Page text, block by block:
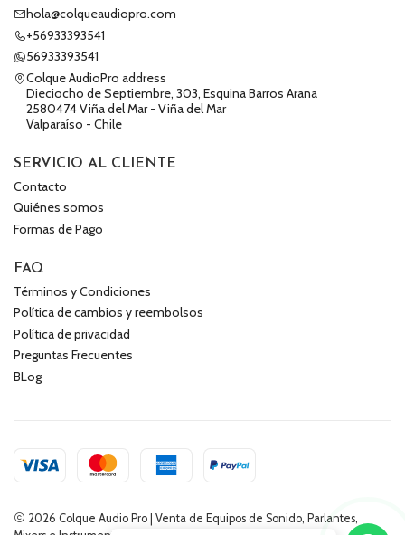
hola@colqueaudiopro.com
+56933393541
56933393541
Colque AudioPro address
Dieciocho de Septiembre, 303, Esquina Barros Arana
2580474 Viña del Mar - Viña del Mar
Valparaíso - Chile
SERVICIO AL CLIENTE
Contacto
Quiénes somos
Formas de Pago
FAQ
Términos y Condiciones
Política de cambios y reembolsos
Política de privacidad
Preguntas Frecuentes
BLog
2026 Colque Audio Pro | Venta de Equipos de Sonido, Parlantes,